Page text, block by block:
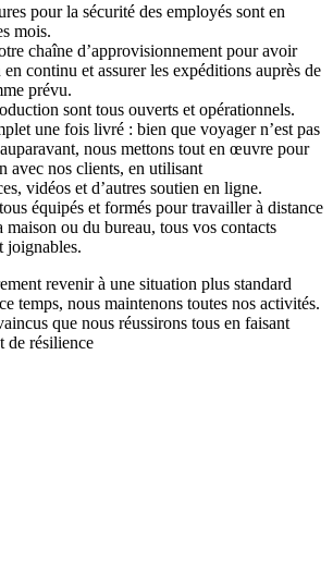
pour la sécurité des employés sont en
mois.
chaîne d’approvisionnement pour avoir
continu et assurer les expéditions auprès de
prévu.
sont tous ouverts et opérationnels.
une fois livré : bien que voyager n’est pas
nous mettons tout en œuvre pour
avec nos clients, en utilisant
vidéos et d’autres soutien en ligne.
équipés et formés pour travailler à distance
maison ou du bureau, tous vos contacts
joignables.
revenir à une situation plus standard
temps, nous maintenons toutes nos activités.
que nous réussirons tous en faisant
de résilience